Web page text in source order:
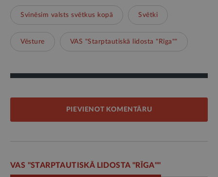
Svinēsim valsts svētkus kopā Svētki
Vēsture VAS "Starptautiskā lidosta "Rīga""
PIEVIENOT KOMENTĀRU
VAS "STARPTAUTISKĀ LIDOSTA "RĪGA""